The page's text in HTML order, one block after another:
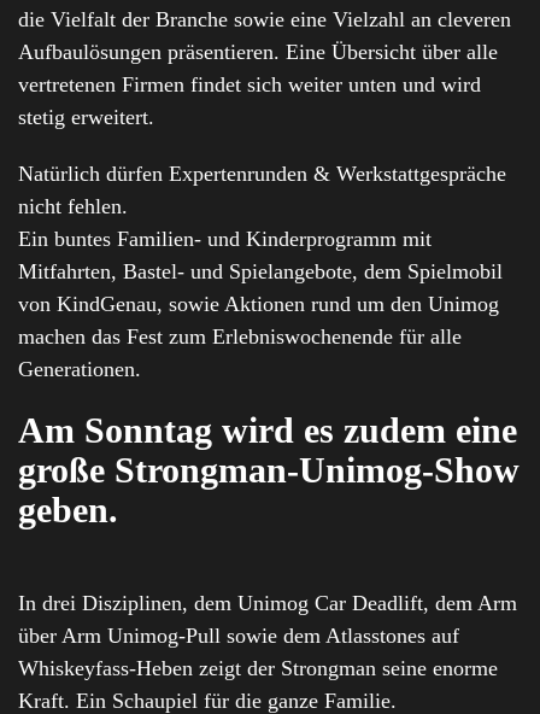
die Vielfalt der Branche sowie eine Vielzahl an cleveren
Aufbaulösungen präsentieren. Eine Übersicht über alle
vertretenen Firmen findet sich weiter unten und wird
stetig erweitert.
Natürlich dürfen Expertenrunden & Werkstattgespräche
nicht fehlen.
Ein buntes Familien- und Kinderprogramm mit
Mitfahrten, Bastel- und Spielangebote, dem Spielmobil
von KindGenau, sowie Aktionen rund um den Unimog
machen das Fest zum Erlebniswochenende für alle
Generationen.
Am Sonntag wird es zudem eine
große Strongman-Unimog-Show
geben.
In drei Disziplinen, dem Unimog Car Deadlift, dem Arm
über Arm Unimog-Pull sowie dem Atlasstones auf
Whiskeyfass-Heben zeigt der Strongman seine enorme
Kraft. Ein Schaupiel für die ganze Familie.